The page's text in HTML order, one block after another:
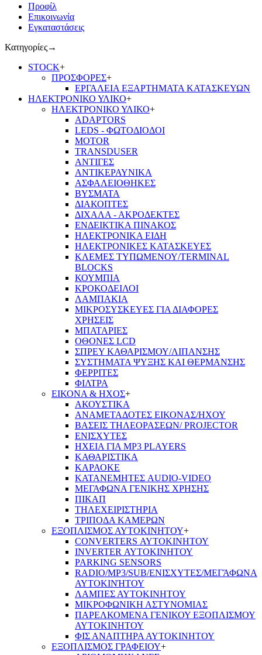
Προφίλ
Επικοινωνία
Εγκαταστάσεις
Κατηγορίες→
STOCK+
ΠΡΟΣΦΟΡΕΣ+
ΕΡΓΑΛΕΙΑ ΕΞΑΡΤΗΜΑΤΑ ΚΑΤΑΣΚΕΥΩΝ
ΗΛΕΚΤΡΟΝΙΚΟ ΥΛΙΚΟ+
ΗΛΕΚΤΡΟΝΙΚΟ ΥΛΙΚΟ+
ADAPTORS
LEDS - ΦΩΤΟΔΙΟΔΟΙ
MOTOR
TRANSDUSER
ΑΝΤΙΓΕΣ
ΑΝΤΙΚΕΡΑΥΝΙΚΑ
ΑΣΦΑΛΕΙΟΘΗΚΕΣ
ΒΥΣΜΑΤΑ
ΔΙΑΚΟΠΤΕΣ
ΔΙΧΑΛΑ - ΑΚΡΟΔΕΚΤΕΣ
ΕΝΔΕΙΚΤΙΚΑ ΠΙΝΑΚΟΣ
ΗΛΕΚΤΡΟΝΙΚΑ ΕΙΔΗ
ΗΛΕΚΤΡΟΝΙΚΕΣ ΚΑΤΑΣΚΕΥΕΣ
ΚΛΕΜΕΣ ΤΥΠΩΜΕΝΟΥ/TERMINAL
BLOCKS
ΚΟΥΜΠΙΑ
ΚΡΟΚΟΔΕΙΛΟΙ
ΛΑΜΠΑΚΙΑ
ΜΙΚΡΟΣΥΣΚΕΥΕΣ ΓΙΑ ΔΙΑΦΟΡΕΣ
ΧΡΗΣΕΙΣ
ΜΠΑΤΑΡΙΕΣ
ΟΘΟΝΕΣ LCD
ΣΠΡΕΥ ΚΑΘΑΡΙΣΜΟΥ/ΛΙΠΑΝΣΗΣ
ΣΥΣΤΗΜΑΤΑ ΨΥΞΗΣ ΚΑΙ ΘΕΡΜΑΝΣΗΣ
ΦΕΡΡΙΤΕΣ
ΦΙΛΤΡΑ
ΕΙΚΟΝΑ & ΗΧΟΣ+
ΑΚΟΥΣΤΙΚΑ
ΑΝΑΜΕΤΑΔΟΤΕΣ ΕΙΚΟΝΑΣ/ΗΧΟΥ
ΒΑΣΕΙΣ ΤΗΛΕOΡΑΣΕΩΝ/ PROJECTOR
ΕΝΙΣΧΥΤΕΣ
ΗΧΕΙΑ ΓΙΑ MP3 PLAYERS
ΚΑΘΑΡΙΣΤΙΚΑ
ΚΑΡΑΟΚΕ
ΚΑΤΑΝΕΜΗΤΕΣ AUDIO-VIDEO
ΜΕΓΑΦΩΝΑ ΓΕΝΙΚΗΣ ΧΡΗΣΗΣ
ΠΙΚΑΠ
ΤΗΛΕΧΕΙΡΙΣΤΗΡΙΑ
ΤΡΙΠΟΔΑ ΚΑΜΕΡΩΝ
ΕΞΟΠΛΙΣΜΟΣ ΑΥΤΟΚΙΝΗΤΟΥ+
CONVERTERS ΑΥΤΟΚΙΝΗΤΟΥ
INVERTER ΑΥΤΟΚΙΝΗΤΟΥ
PARKING SENSORS
RADIO/MP3/SUB/ΕΝΙΣΧΥΤΕΣ/ΜΕΓΆΦΩΝΑ
ΑΥΤΟΚΙΝΉΤΟΥ
ΛΑΜΠΕΣ ΑΥΤΟΚΙΝΗΤΟΥ
ΜΙΚΡΟΦΩΝΙΚΗ ΑΣΤΥΝΟΜΙΑΣ
ΠΑΡΕΛΚΟΜΕΝΑ ΓΕΝΙΚΟΥ ΕΞΟΠΛΙΣΜΟΥ
ΑΥΤΟΚΙΝΗΤΟΥ
ΦΙΣ ΑΝΑΠΤΗΡΑ ΑΥΤΟΚΙΝΗΤΟΥ
ΕΞΟΠΛΙΣΜΟΣ ΓΡΑΦΕΙΟΥ+